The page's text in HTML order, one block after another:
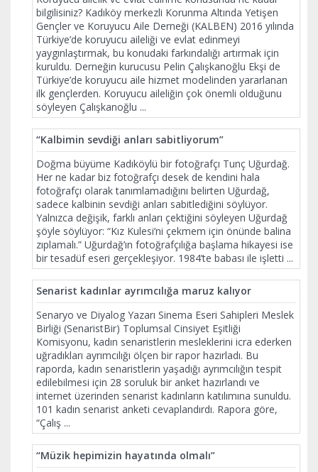
bilgilisiniz? Kadıköy merkezli Korunma Altında Yetişen
Gençler ve Koruyucu Aile Derneği (KALBEN) 2016 yılında
Türkiye’de koruyucu aileliği ve evlat edinmeyi
yaygınlaştırmak, bu konudaki farkındalığı artırmak için
kuruldu. Derneğin kurucusu Pelin Çalışkanoğlu Ekşi de
Türkiye’de koruyucu aile hizmet modelinden yararlanan
ilk gençlerden. Koruyucu aileliğin çok önemli olduğunu
söyleyen Çalışkanoğlu ...
“Kalbimin sevdiği anları sabitliyorum”
Doğma büyüme Kadıköylü bir fotoğrafçı Tunç Uğurdağ.
Her ne kadar biz fotoğrafçı desek de kendini hala
fotoğrafçı olarak tanımlamadığını belirten Uğurdağ,
sadece kalbinin sevdiği anları sabitlediğini söylüyor.
Yalnızca değişik, farklı anları çektiğini söyleyen Uğurdağ
şöyle söylüyor: “Kız Kulesi’ni çekmem için önünde balina
zıplamalı.” Uğurdağ’ın fotoğrafçılığa başlama hikayesi ise
bir tesadüf eseri gerçekleşiyor. 1984’te babası ile işletti ...
Senarist kadınlar ayrımcılığa maruz kalıyor
Senaryo ve Diyalog Yazarı Sinema Eseri Sahipleri Meslek
Birliği (SenaristBir) Toplumsal Cinsiyet Eşitliği
Komisyonu, kadın senaristlerin mesleklerini icra ederken
uğradıkları ayrımcılığı ölçen bir rapor hazırladı. Bu
raporda, kadın senaristlerin yaşadığı ayrımcılığın tespit
edilebilmesi için 28 soruluk bir anket hazırlandı ve
internet üzerinden senarist kadınların katılımına sunuldu.
101 kadın senarist anketi cevaplandırdı. Rapora göre,
“Çalış ...
“Müzik hepimizin hayatında olmalı”